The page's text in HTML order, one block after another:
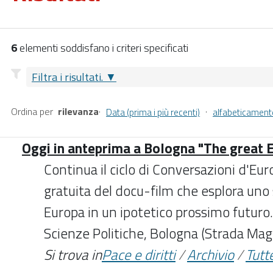
6elementi soddisfano i criteri specificati
Filtra i risultati.
Ordina per rilevanza· Data (prima i più recenti) ·
Oggi in anteprima a Bologna "The great
Continua il ciclo di Conversazioni
gratuita del docu-film che esplora uno
Europa in un ipotetico prossimo
Scienze Politiche, Bologna (Strada
Si trova inPace e diritti/Archivio/